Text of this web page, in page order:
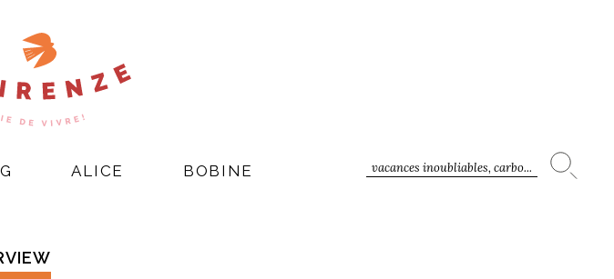
vacances inoubliables, carbo...
ALICE BOBINE